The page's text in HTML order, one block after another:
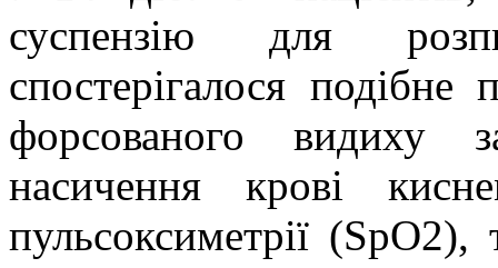
суспензію для
спостерігалося
форсованого
насичення крові
пульсоксиметрії